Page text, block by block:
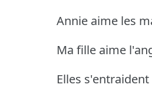
Annie aime les
Ma fille aime
Elles